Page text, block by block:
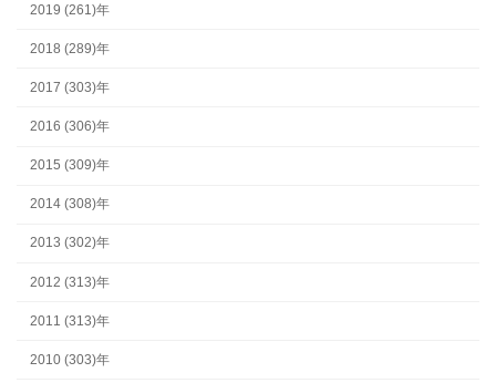
2019 (261)年
2018 (289)年
2017 (303)年
2016 (306)年
2015 (309)年
2014 (308)年
2013 (302)年
2012 (313)年
2011 (313)年
2010 (303)年